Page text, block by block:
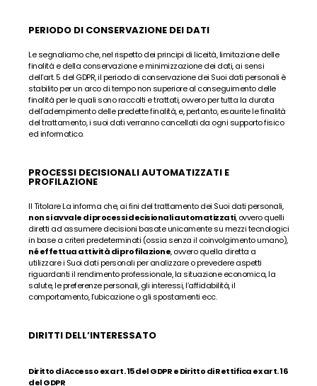
PERIODO DI CONSERVAZIONE DEI DATI
Le segnaliamo che, nel rispetto dei principi di liceità, limitazione delle
finalità e della conservazione e minimizzazione dei dati, ai sensi
dell’art. 5 del GDPR, il periodo di conservazione dei Suoi dati personali è
stabilito per un arco di tempo non superiore al conseguimento delle
finalità per le quali sono raccolti e trattati, ovvero per tutta la durata
dell’adempimento delle predette finalità, e, pertanto, esaurite le finalità
del trattamento, i suoi dati verranno cancellati da ogni supporto fisico
ed informatico.
PROCESSI DECISIONALI AUTOMATIZZATI E
PROFILAZIONE
Il Titolare La informa che, ai fini del trattamento dei Suoi dati personali,
non si avvale di processi decisionali automatizzati, ovvero quelli
diretti ad assumere decisioni basate unicamente su mezzi tecnologici
in base a criteri predeterminati (ossia senza il coinvolgimento umano),
né effettua attività di profilazione, ovvero quella diretta a
utilizzare i Suoi dati personali per analizzare o prevedere aspetti
riguardanti il rendimento professionale, la situazione economica, la
salute, le preferenze personali, gli interessi, l’affidabilità, il
comportamento, l’ubicazione o gli spostamenti ecc.
DIRITTI DELL’INTERESSATO
Diritto di Accesso ex art. 15 del GDPR e Diritto di Rettifica ex art. 16
del GDPR